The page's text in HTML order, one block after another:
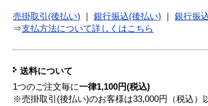
売掛取引(後払い) 銀行振込(後払い) 銀行振
⇒支払方法について詳しくはこちら
送料について
1つのご注文毎に一律1,100円(税込)
※売掛取引(後払い)のお客様は33,000円（税込）